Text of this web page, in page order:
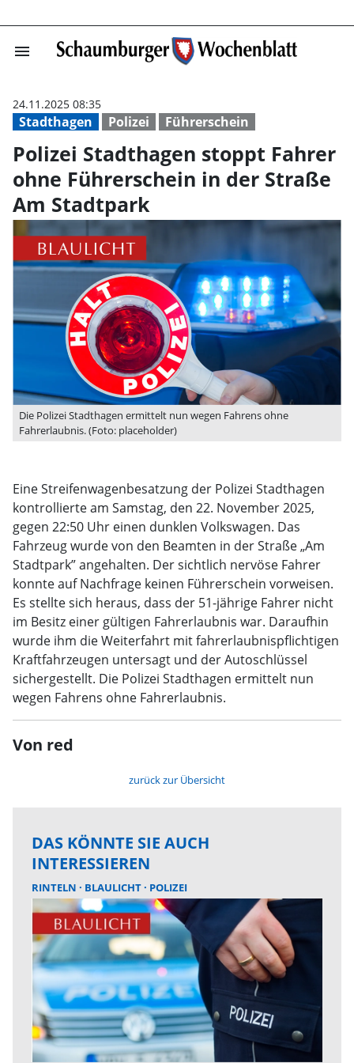
menu Polizei
Stadthagen Polizei Führerschein
24.11.2025 08:35
Polizei Stadthagen stoppt Fahrer
ohne Führerschein in der Straße
Am Stadtpark
Die Polizei Stadthagen ermittelt nun wegen Fahrens ohne
Fahrerlaubnis. (Foto: placeholder)
Eine Streifenwagenbesatzung der Polizei Stadthagen
kontrollierte am Samstag, den 22. November 2025,
gegen 22:50 Uhr einen dunklen Volkswagen. Das
Fahrzeug wurde von den Beamten in der Straße „Am
Stadtpark” angehalten. Der sichtlich nervöse Fahrer
konnte auf Nachfrage keinen Führerschein vorweisen.
Es stellte sich heraus, dass der 51-jährige Fahrer nicht
im Besitz einer gültigen Fahrerlaubnis war. Daraufhin
wurde ihm die Weiterfahrt mit fahrerlaubnispflichtigen
Kraftfahrzeugen untersagt und der Autoschlüssel
sichergestellt. Die Polizei Stadthagen ermittelt nun
wegen Fahrens ohne Fahrerlaubnis.
Von red
zurück zur Übersicht
DAS KÖNNTE SIE AUCH
INTERESSIEREN
RINTELN BLAULICHT POLIZEI